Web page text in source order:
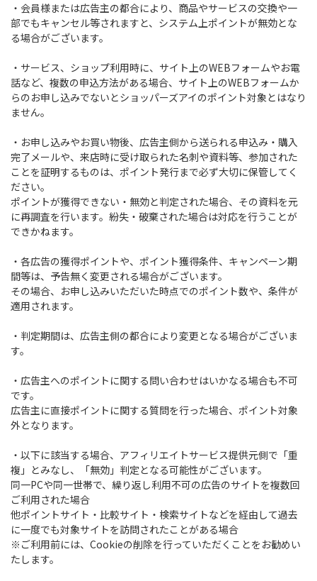
・会員様または広告主の都合により、商品やサービスの交換や一
部でもキャンセル等されますと、システム上ポイントが無効とな
る場合がございます。
・サービス、ショップ利用時に、サイト上のWEBフォームやお電
話など、複数の申込方法がある場合、サイト上のWEBフォームか
らのお申し込みでないとショッパーズアイのポイント対象とはなり
ません。
・お申し込みやお買い物後、広告主側から送られる申込み・購入
完了メールや、来店時に受け取られた名刺や資料等、参加された
ことを証明するものは、ポイント発行まで必ず大切に保管してく
ださい。
ポイントが獲得できない・無効と判定された場合、その資料を元
に再調査を行います。紛失・破棄された場合は対応を行うことが
できかねます。
・各広告の獲得ポイントや、ポイント獲得条件、キャンペーン期
間等は、予告無く変更される場合がございます。
その場合、お申し込みいただいた時点でのポイント数や、条件が
適用されます。
・判定期間は、広告主側の都合により変更となる場合がございま
す。
・広告主へのポイントに関する問い合わせはいかなる場合も不可
です。
広告主に直接ポイントに関する質問を行った場合、ポイント対象
外となります。
・以下に該当する場合、アフィリエイトサービス提供元側で「重
複」とみなし、「無効」判定となる可能性がございます。
同一PCや同一世帯で、繰り返し利用不可の広告のサイトを複数回
ご利用された場合
他ポイントサイト・比較サイト・検索サイトなどを経由して過去
に一度でも対象サイトを訪問されたことがある場合
※ご利用前には、Cookieの削除を行っていただくことをお勧めい
たします。